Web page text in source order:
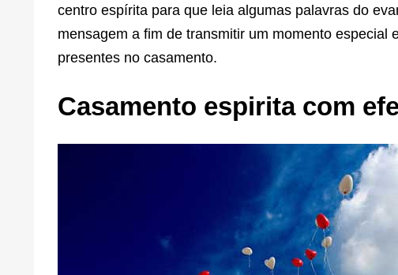
centro espírita para que leia algumas palavras do
mensagem a fim de transmitir um momento especial
presentes no casamento.
Casamento espirita com